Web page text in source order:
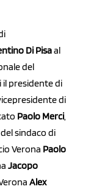
Di Pisaal
del
il presidente di
di
Paolo Merci,
sindaco di
Verona Paolo
Jacopo
Alex